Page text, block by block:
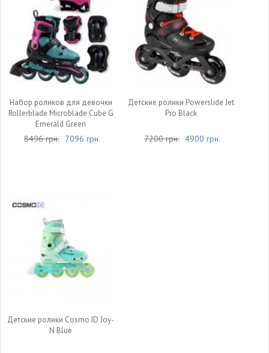
Набор роликов для девочки
Rollerblade Microblade Cube G
Emerald Green
8496 грн. 7096 грн.
Детские ролики Powerslide Jet
Pro Black
7200 грн. 4900 грн.
Детские ролики Cosmo ID Joy-
N Blue